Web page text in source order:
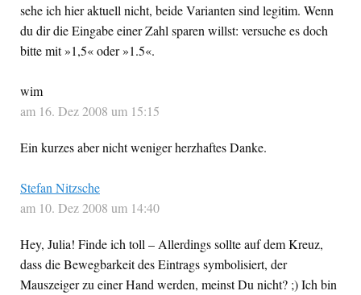
sehe ich hier aktuell nicht, beide Varianten sind legitim. Wenn
du dir die Eingabe einer Zahl sparen willst: versuche es doch
bitte mit »1,5« oder »1.5«.
wim
am 16. Dez 2008 um 15:15
Ein kurzes aber nicht weniger herzhaftes Danke.
Stefan Nitzsche
am 10. Dez 2008 um 14:40
Hey, Julia! Finde ich toll – Allerdings sollte auf dem Kreuz,
dass die Bewegbarkeit des Eintrags symbolisiert, der
Mauszeiger zu einer Hand werden, meinst Du nicht? ;) Ich bin